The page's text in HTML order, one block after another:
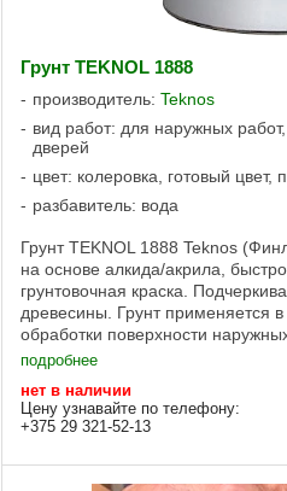
Грунт TEKNOL 1888
производитель: Teknos
вид работ: для наружных
дверей
цвет: колеровка, готовый цвет,
разбавитель: вода
Грунт TEKNOL 1888 Teknos
на основе алкида/акрила,
грунтовочная краска.
древесины. Грунт применяется
обработки поверхности наружных
подробнее
нет в наличии
Цену узнавайте по телефону:
+375 29 321-52-13